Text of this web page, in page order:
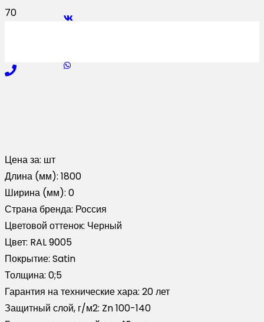
Цена за: шт
Длина (мм): 1800
Ширина (мм): 0
Страна бренда: Россия
Цветовой оттенок: Черный
Цвет: RAL 9005
Покрытие: Satin
Толщина: 0;5
Гарантия на технические хара: 20 лет
Защитный слой, г/м2: Zn 100-140